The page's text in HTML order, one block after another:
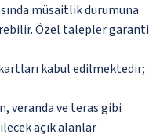
müsaitlik durumuna
Özel talepler garanti
kabul edilmektedir;
veranda ve teras gibi
açık alanlar